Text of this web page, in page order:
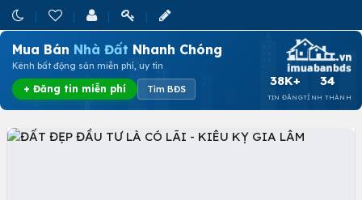
Mua Bán Nhà Đất Nhanh Chóng
Kênh bất động sản miễn phí, uy tín
+ Đăng tin miễn phí Tìm BĐS
38K+
TIN ĐĂNG
34
TỈNH THÀNH